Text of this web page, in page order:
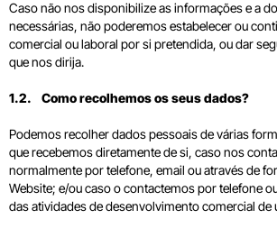
Caso não nos disponibilize as informações e a
necessárias, não poderemos estabelecer ou
comercial ou laboral por si pretendida, ou dar
que nos dirija.
1.2. Como recolhemos os seus dados?
Podemos recolher dados pessoais de várias
que recebemos diretamente de si, caso nos
normalmente por telefone, email ou através de
Website; e/ou caso o contactemos por telefone
das atividades de desenvolvimento comercial de